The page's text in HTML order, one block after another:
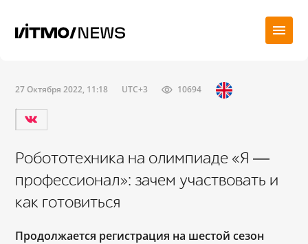
27 Октября 2022, 11:18 UTC+3 10694
Робототехника на олимпиаде «Я ―
профессионал»: зачем участвовать и
как готовиться
Продолжается регистрация на шестой сезон